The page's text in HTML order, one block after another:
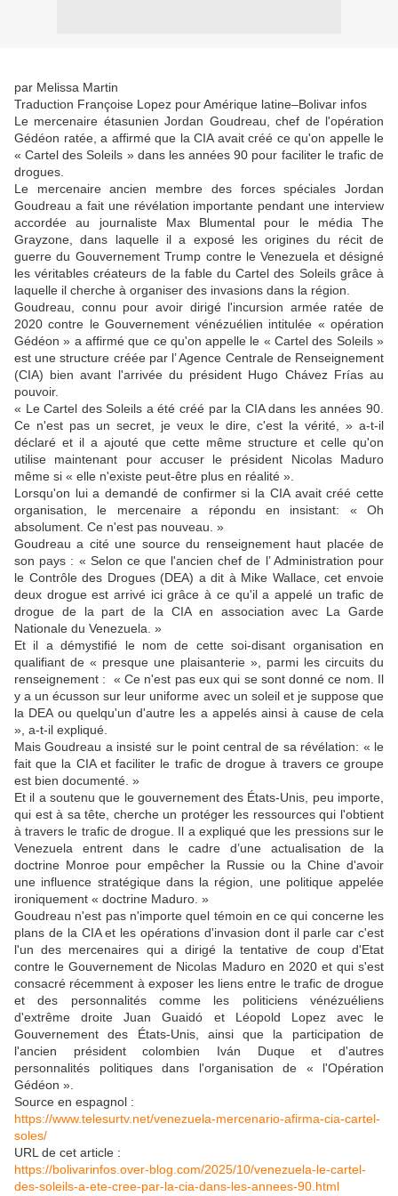
par Melissa Martin
Traduction Françoise Lopez pour Amérique latine–Bolivar infos
Le mercenaire étasunien Jordan Goudreau, chef de l'opération
Gédéon ratée, a affirmé que la CIA avait créé ce qu'on appelle le
« Cartel des Soleils » dans les années 90 pour faciliter le trafic de
drogues.
Le mercenaire ancien membre des forces spéciales Jordan
Goudreau a fait une révélation importante pendant une interview
accordée au journaliste Max Blumental pour le média The
Grayzone, dans laquelle il a exposé les origines du récit de
guerre du Gouvernement Trump contre le Venezuela et désigné
les véritables créateurs de la fable du Cartel des Soleils grâce à
laquelle il cherche à organiser des invasions dans la région.
Goudreau, connu pour avoir dirigé l'incursion armée ratée de
2020 contre le Gouvernement vénézuélien intitulée « opération
Gédéon » a affirmé que ce qu'on appelle le « Cartel des Soleils »
est une structure créée par l’ Agence Centrale de Renseignement
(CIA) bien avant l'arrivée du président Hugo Chávez Frías au
pouvoir.
« Le Cartel des Soleils a été créé par la CIA dans les années 90.
Ce n'est pas un secret, je veux le dire, c'est la vérité, » a-t-il
déclaré et il a ajouté que cette même structure et celle qu'on
utilise maintenant pour accuser le président Nicolas Maduro
même si « elle n'existe peut-être plus en réalité ».
Lorsqu'on lui a demandé de confirmer si la CIA avait créé cette
organisation, le mercenaire a répondu en insistant: « Oh
absolument. Ce n'est pas nouveau. »
Goudreau a cité une source du renseignement haut placée de
son pays : « Selon ce que l'ancien chef de l’ Administration pour
le Contrôle des Drogues (DEA) a dit à Mike Wallace, cet envoie
deux drogue est arrivé ici grâce à ce qu'il a appelé un trafic de
drogue de la part de la CIA en association avec La Garde
Nationale du Venezuela. »
Et il a démystifié le nom de cette soi-disant organisation en
qualifiant de « presque une plaisanterie », parmi les circuits du
renseignement : « Ce n'est pas eux qui se sont donné ce nom. Il
y a un écusson sur leur uniforme avec un soleil et je suppose que
la DEA ou quelqu'un d'autre les a appelés ainsi à cause de cela
», a-t-il expliqué.
Mais Goudreau a insisté sur le point central de sa révélation: « le
fait que la CIA et faciliter le trafic de drogue à travers ce groupe
est bien documenté. »
Et il a soutenu que le gouvernement des États-Unis, peu importe,
qui est à sa tête, cherche un protéger les ressources qui l'obtient
à travers le trafic de drogue. Il a expliqué que les pressions sur le
Venezuela entrent dans le cadre d’une actualisation de la
doctrine Monroe pour empêcher la Russie ou la Chine d'avoir
une influence stratégique dans la région, une politique appelée
ironiquement « doctrine Maduro. »
Goudreau n'est pas n'importe quel témoin en ce qui concerne les
plans de la CIA et les opérations d'invasion dont il parle car c'est
l'un des mercenaires qui a dirigé la tentative de coup d'Etat
contre le Gouvernement de Nicolas Maduro en 2020 et qui s'est
consacré récemment à exposer les liens entre le trafic de drogue
et des personnalités comme les politiciens vénézuéliens
d'extrême droite Juan Guaidó et Léopold Lopez avec le
Gouvernement des États-Unis, ainsi que la participation de
l'ancien président colombien Iván Duque et d'autres
personnalités politiques dans l'organisation de « l'Opération
Gédéon ».
Source en espagnol :
https://www.telesurtv.net/venezuela-mercenario-afirma-cia-cartel-
soles/
URL de cet article :
https://bolivarinfos.over-blog.com/2025/10/venezuela-le-cartel-
des-soleils-a-ete-cree-par-la-cia-dans-les-annees-90.html